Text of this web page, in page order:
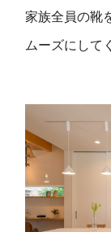
家族全員の靴
ムーズにして